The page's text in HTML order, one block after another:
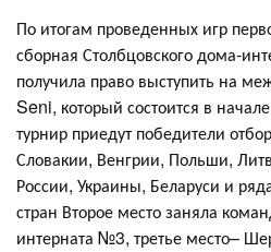
По итогам проведенных игр
сборная Столбцовского дома-
получила право выступить на
Seni, который состоится в
турнир приедут победители
Словакии, Венгрии, Польши,
России, Украины, Беларуси и
стран Второе место заняла
интерната №3, третье место–